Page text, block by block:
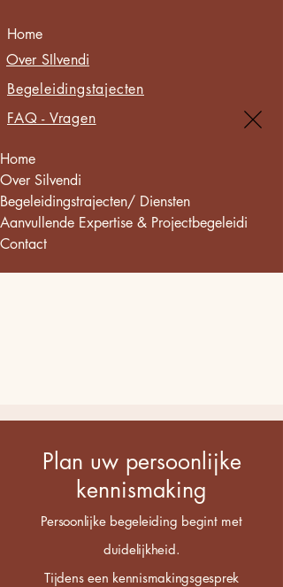
Over SIlvendi
Begeleidingstajecten
FAQ - Vragen
Home
Home
Over Silvendi
Begeleidingstrajecten/ Diensten
Aanvullende Expertise & Projectbegeleidi
Contact
Plan uw persoonlijke
kennismaking
Persoonlijke begeleiding begint met
duidelijkheid.
Tijdens een kennismakingsgesprek